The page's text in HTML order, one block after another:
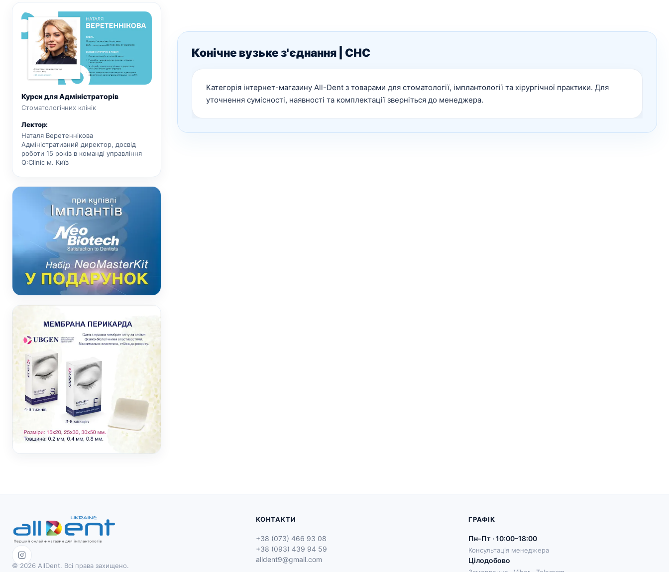
Курси для Адміністраторів
Стоматологічних клінік
Лектор:
Наталя Веретеннікова
Адміністративний директор, досвід
роботи 15 років в команді управління
Q:Clinic м. Київ
Конічне вузьке з'єднання | CHC
Категорія інтернет-магазину All-Dent з товарами для стоматології, імплантології та хірургічної практики. Для
уточнення сумісності, наявності та комплектації зверніться до менеджера.
© 2026 AllDent. Всі права захищено.
КОНТАКТИ
+38 (073) 466 93 08
+38 (093) 439 94 59
alldent9@gmail.com
ГРАФІК
Пн–Пт · 10:00–18:00
Консультація менеджера
Цілодобово